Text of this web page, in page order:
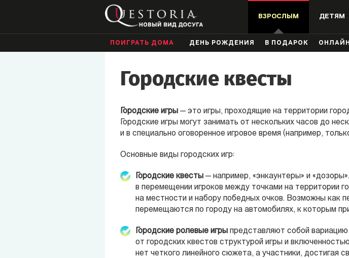
ВЗРОСЛЫМ ДЕТЯМ
ПОИГРАТЬ ДОМА ДЕНЬ РОЖДЕНИЯ В ПОДАРОК ОНЛАЙН
Городские квесты
Городские игры — это игры, проходящие на территории
Городские игры могут занимать от нескольких часов до
и в специально оговоренное игровое время (например,
Основные виды городских игр:
Городские квесты — например, «энкаунтеры» и
в перемещении игроков между точками на территории
на местности и набору победных очков. Возможны как
перемещаются по городу на автомобилях, к которым
Городские ролевые игры представляют собой вариацию
от городских квестов структурой игры и
нет четкого линейного сюжета, а участники, достигая